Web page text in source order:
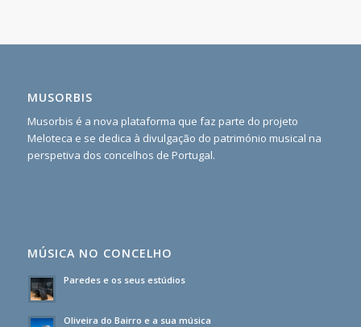
MUSORBIS
Musorbis é a nova plataforma que faz parte do projeto
Meloteca e se dedica à divulgação do património musical na
perspetiva dos concelhos de Portugal.
MÚSICA NO CONCELHO
Paredes e os seus estúdios
Oliveira do Bairro e a sua música